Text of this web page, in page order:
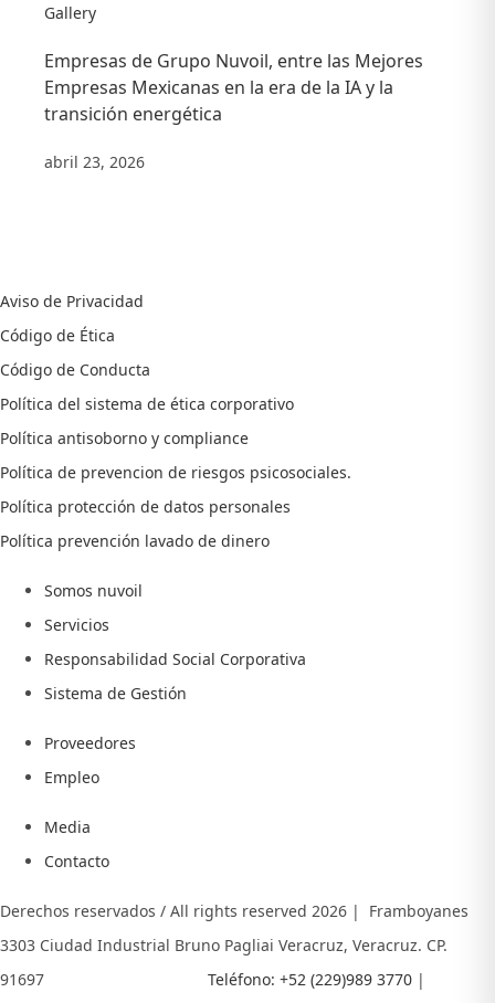
Gallery
Empresas de Grupo Nuvoil, entre las Mejores
Empresas Mexicanas en la era de la IA y la
transición energética
abril 23, 2026
Aviso de Privacidad
Código de Ética
Código de Conducta
Política del sistema de ética corporativo
Política antisoborno y compliance
Política de prevencion de riesgos psicosociales.
Política protección de datos personales
Política prevención lavado de dinero
Somos nuvoil
Servicios
Responsabilidad Social Corporativa
Sistema de Gestión
Proveedores
Empleo
Media
Contacto
Derechos reservados / All rights reserved 2026 | Framboyanes
3303 Ciudad Industrial Bruno Pagliai Veracruz, Veracruz. CP.
91697
Teléfono: +52 (229)989 3770 |